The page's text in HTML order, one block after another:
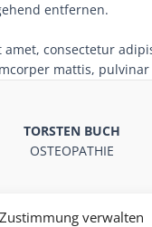
Zustimmung verwalten
entfernen.
amet, consectetur
mattis,
TORSTEN BUCH
OSTEOPATHIE